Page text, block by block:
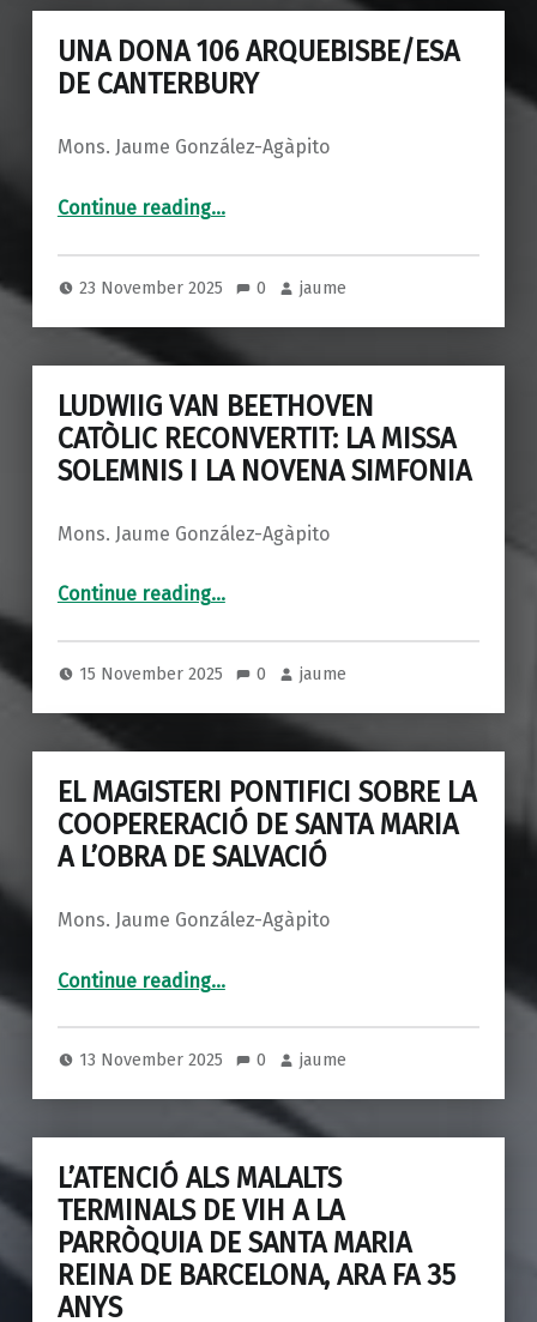
UNA DONA 106 ARQUEBISBE/ESA
DE CANTERBURY
Mons. Jaume González-Agàpito
Continue reading“UNA DONA 106 ARQUEBISBE/ESA DE CANTERBURY”
…
23 November 2025 0 jaume
LUDWIIG VAN BEETHOVEN
CATÒLIC RECONVERTIT: LA MISSA
SOLEMNIS I LA NOVENA SIMFONIA
Mons. Jaume González-Agàpito
Continue reading“LUDWIIG VAN BEETHOVEN CATÒLIC RECONVERTIT: LA MISSA SOLEMNIS I LA NOVENA SIMFONIA”
…
15 November 2025 0 jaume
EL MAGISTERI PONTIFICI SOBRE LA
COOPERERACIÓ DE SANTA MARIA
A L’OBRA DE SALVACIÓ
Mons. Jaume González-Agàpito
Continue reading“EL MAGISTERI PONTIFICI SOBRE LA COOPERERACIÓ DE SANTA MARIA A L’OBRA DE SALVACIÓ”
…
13 November 2025 0 jaume
L’ATENCIÓ ALS MALALTS
TERMINALS DE VIH A LA
PARRÒQUIA DE SANTA MARIA
REINA DE BARCELONA, ARA FA 35
ANYS